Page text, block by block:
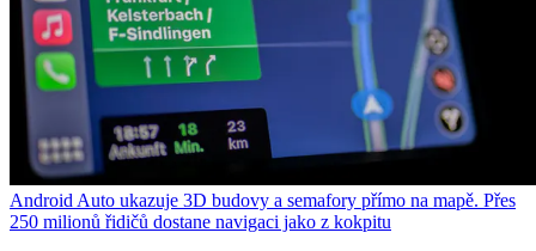
Android Auto ukazuje 3D budovy a semafory přímo na mapě. Přes
250 milionů řidičů dostane navigaci jako z kokpitu